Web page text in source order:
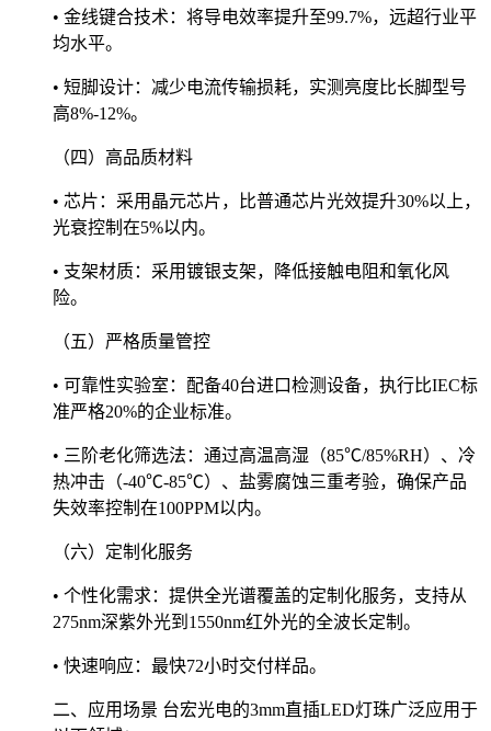
• 金线键合技术：将导电效率提升至99.7%，远超行业平
均水平。
• 短脚设计：减少电流传输损耗，实测亮度比长脚型号
高8%-12%。
（四）高品质材料
• 芯片：采用晶元芯片，比普通芯片光效提升30%以上，
光衰控制在5%以内。
• 支架材质：采用镀银支架，降低接触电阻和氧化风
险。
（五）严格质量管控
• 可靠性实验室：配备40台进口检测设备，执行比IEC标
准严格20%的企业标准。
• 三阶老化筛选法：通过高温高湿（85℃/85%RH）、冷
热冲击（-40℃-85℃）、盐雾腐蚀三重考验，确保产品
失效率控制在100PPM以内。
（六）定制化服务
• 个性化需求：提供全光谱覆盖的定制化服务，支持从
275nm深紫外光到1550nm红外光的全波长定制。
• 快速响应：最快72小时交付样品。
二、应用场景 台宏光电的3mm直插LED灯珠广泛应用于